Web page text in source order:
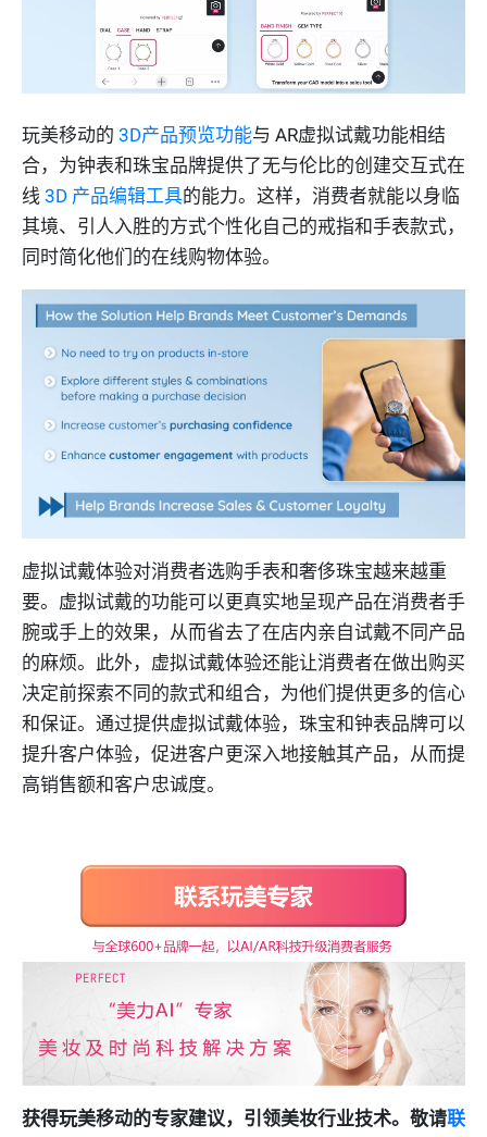
玩美移动的 3D产品预览功能与 AR虚拟试戴功能相结
合，为钟表和珠宝品牌提供了无与伦比的创建交互式在
线 3D 产品编辑工具的能力。这样，消费者就能以身临
其境、引人入胜的方式个性化自己的戒指和手表款式，
同时简化他们的在线购物体验。
虚拟试戴体验对消费者选购手表和奢侈珠宝越来越重
要。虚拟试戴的功能可以更真实地呈现产品在消费者手
腕或手上的效果，从而省去了在店内亲自试戴不同产品
的麻烦。此外，虚拟试戴体验还能让消费者在做出购买
决定前探索不同的款式和组合，为他们提供更多的信心
和保证。通过提供虚拟试戴体验，珠宝和钟表品牌可以
提升客户体验，促进客户更深入地接触其产品，从而提
高销售额和客户忠诚度。
获得玩美移动的专家建议，引领美妆行业技术。敬请联